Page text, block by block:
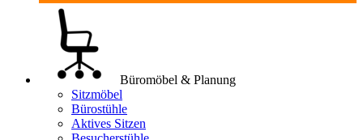
Büromöbel & Planung
Sitzmöbel
Bürostühle
Aktives Sitzen